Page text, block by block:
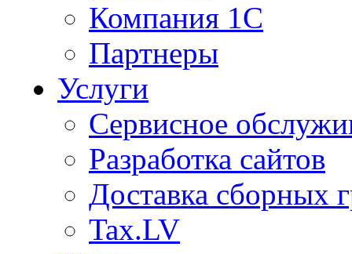
Компания 1С
Партнеры
Услуги
Сервисное
Разработка сайтов
Доставка сборных
Tax.LV